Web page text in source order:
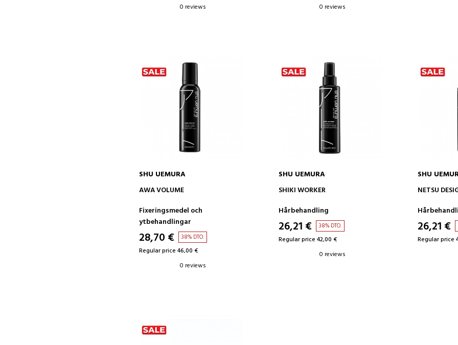
0 reviews
0 reviews
ADD TO CART
SHU UEMURA
AWA VOLUME
Fixeringsmedel och
ytbehandlingar
28,70 € 38% DTO.
Regular price 46,00 €
0 reviews
ADD TO CART
SHU UEMURA
SHIKI WORKER
Hårbehandling
26,21 € 38% DTO.
Regular price 42,00 €
0 reviews
SHU
NETSU
26,21 €
Regular price